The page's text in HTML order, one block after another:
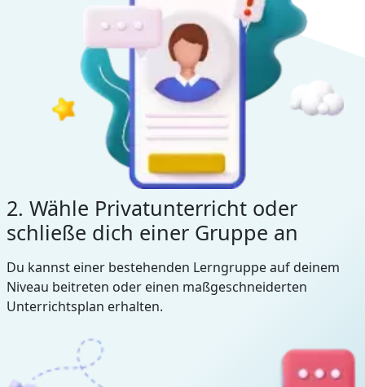
2. Wähle Privatunterricht oder
schließe dich einer Gruppe an
Du kannst einer bestehenden Lerngruppe auf deinem
Niveau beitreten oder einen maßgeschneiderten
Unterrichtsplan erhalten.